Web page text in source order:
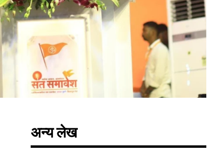
अन्य लेख